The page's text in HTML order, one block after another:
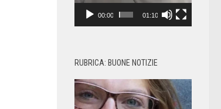
00:00 01:10
RUBRICA: BUONE NOTIZIE